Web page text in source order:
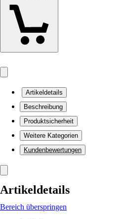
Artikeldetails
Beschreibung
Produktsicherheit
Weitere Kategorien
Kundenbewertungen
Artikeldetails
Bereich überspringen